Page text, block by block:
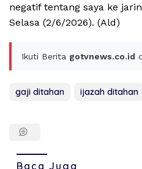
negatif tentang saya ke
Selasa (2/6/2026). (Ald)
Ikuti Berita gotvnews.co.id
gaji ditahan ijazah ditahan
Baca Juga